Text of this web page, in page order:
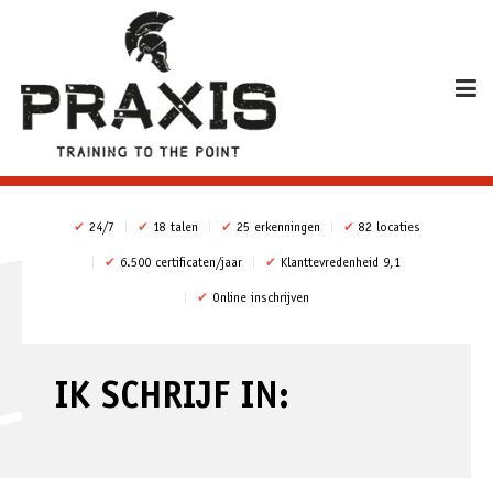
✔ 24/7 ✔ 18 talen ✔ 25 erkenningen ✔ 82 locaties
✔ 6.500 certificaten/jaar ✔ Klanttevredenheid 9,1
✔ Online inschrijven
IK SCHRIJF IN: